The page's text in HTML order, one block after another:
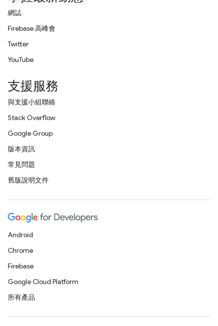
網誌
Firebase 高峰會
Twitter
YouTube
支援服務
與支援小組聯絡
Stack Overflow
Google Group
版本資訊
常見問題
舊版說明文件
Android
Chrome
Firebase
Google Cloud Platform
所有產品